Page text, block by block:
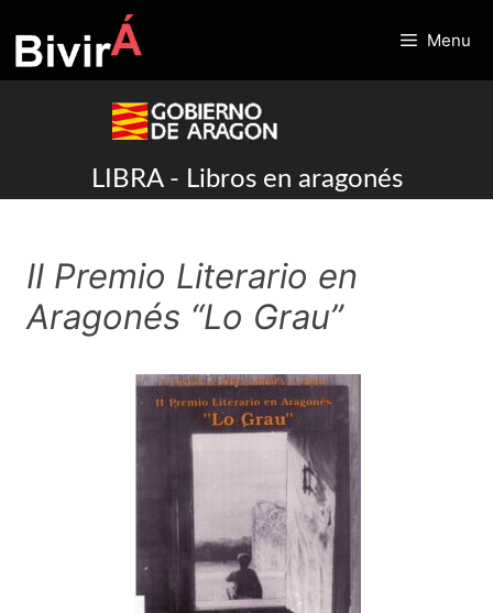
to
content
Menu
LIBRA - Libros en aragonés
II Premio Literario en
Aragonés “Lo Grau”